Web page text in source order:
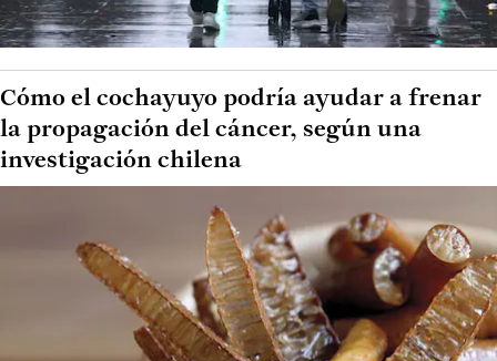
Cómo el cochayuyo podría ayudar a frenar
la propagación del cáncer, según una
investigación chilena